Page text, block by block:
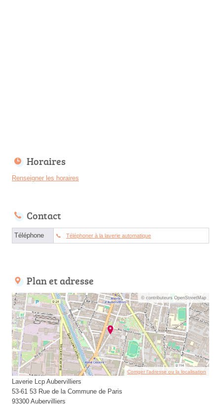
Horaires
Renseigner les horaires
Contact
Téléphone Téléphoner à la laverie automatique
Plan et adresse
© contributeurs OpenStreetMap
Corriger l’adresse ou la localisation
Laverie Lcp Aubervilliers
53-61 53 Rue de la Commune de Paris
93300 Aubervilliers